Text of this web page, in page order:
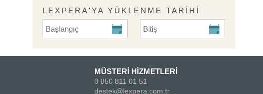
LEXPERA'YA YÜKLENME TARIHI
Lexpera'ya Yüklenme Tarihi BaşlangıçLexpera'ya Yüklenme Tarihi
MÜSTERİ HİZMETLERİ
0 850 811 01 51
destek@lexpera.com.tr